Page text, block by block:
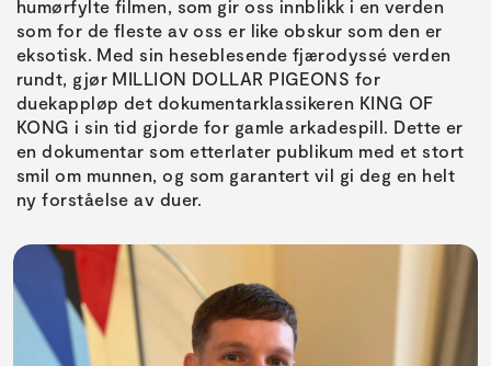
humørfylte filmen, som gir oss innblikk i en verden
som for de fleste av oss er like obskur som den er
eksotisk. Med sin heseblesende fjærodyssé verden
rundt, gjør MILLION DOLLAR PIGEONS for
duekappløp det dokumentarklassikeren KING OF
KONG i sin tid gjorde for gamle arkadespill. Dette er
en dokumentar som etterlater publikum med et stort
smil om munnen, og som garantert vil gi deg en helt
ny forståelse av duer.